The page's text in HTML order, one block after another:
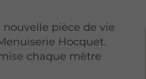
pièce de vie
Hocquet.
chaque mètre